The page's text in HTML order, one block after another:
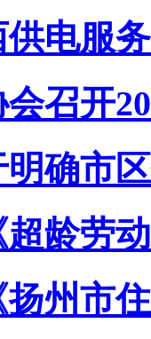
电服
召开
明确市
超龄劳
扬州市